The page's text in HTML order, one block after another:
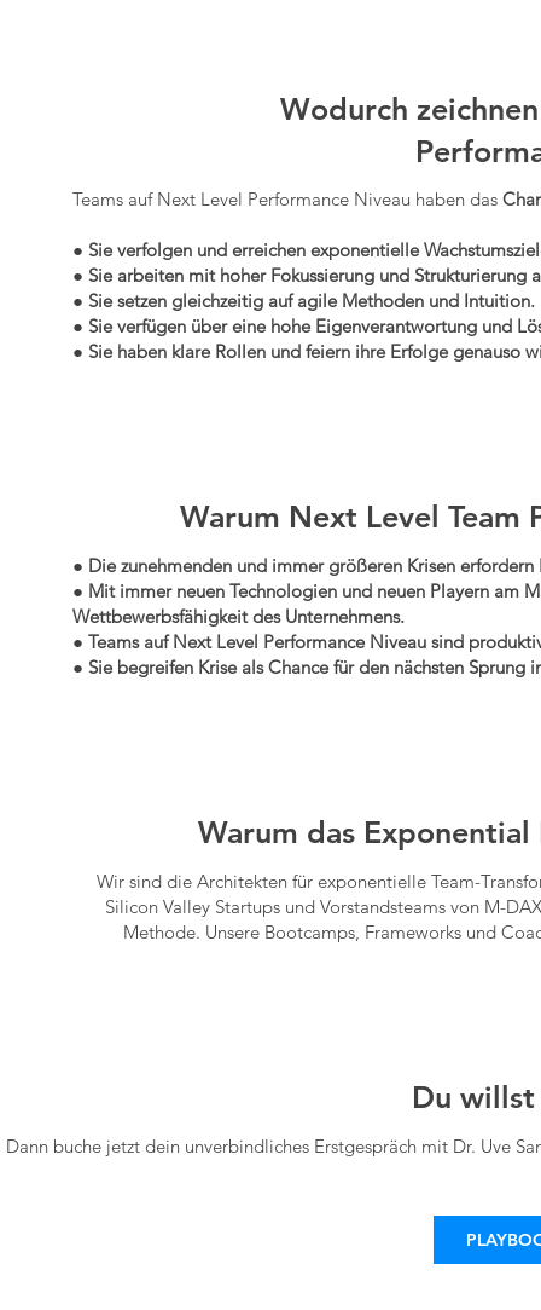
Wodurch
Teams auf Next Level Performance Niveau haben das
● Sie verfolgen und erreichen exponentielle
● Sie arbeiten mit hoher Fokussierung und Strukturierung
● Sie setzen gleichzeitig auf agile Methoden und Intuition.
● Sie verfügen über eine hohe Eigenverantwortung und
● Sie haben klare Rollen und feiern ihre Erfolge genauso
Warum Next Level Team
● Die zunehmenden und immer größeren Krisen erfordern
● Mit immer neuen Technologien und neuen Playern am
Wettbewerbsfähigkeit des Unternehmens.
● Teams auf Next Level Performance Niveau sind
● Sie begreifen Krise als Chance für den nächsten Sprung
Warum das
Wir sind die Architekten für exponentielle Team-
Silicon Valley Startups und Vorstandsteams von M-
Methode. Unsere Bootcamps, Frameworks und
Du
Dann buche jetzt dein unverbindliches Erstgespräch mit Dr. Uve